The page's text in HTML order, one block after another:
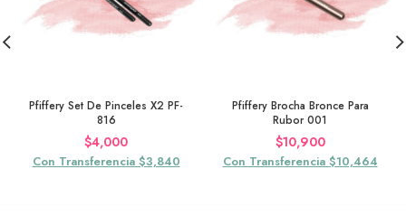
Pfiffery Set De Pinceles X2 PF-
816
$4,000
Con Transferencia $3,840
Pfiffery Brocha Bronce Para
Rubor 001
$10,900
Con Transferencia $10,464